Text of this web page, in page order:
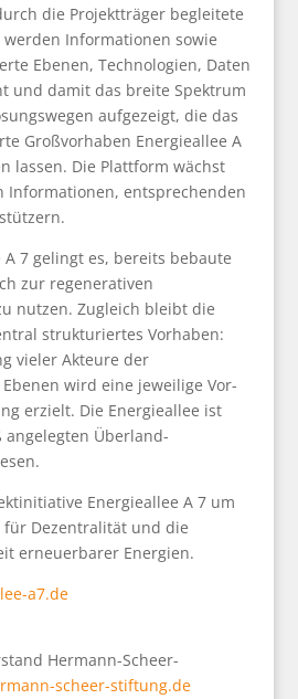
die Projektträger begleitete
Informationen sowie
Ebenen, Technologien, Daten
und damit das breite Spektrum
aufgezeigt, die das
Großvorhaben Energieallee A
lassen. Die Plattform wächst
Informationen, entsprechenden
7 gelingt es, bereits bebaute
zur regenerativen
nutzen. Zugleich bleibt die
strukturiertes Vorhaben:
vieler Akteure der
wird eine jeweilige Vor-
erzielt. Die Energieallee ist
Überland-
Energieallee A 7 um
Dezentralität und die
erneuerbarer Energien.
a7.de
Hermann-Scheer-
scheer-stiftung.de